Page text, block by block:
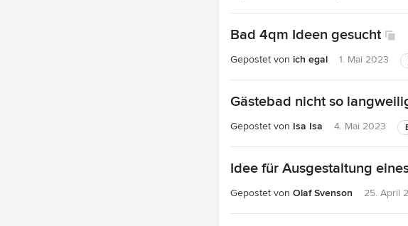
Bad 4qm Ideen gesucht
Gepostet von ich egal 1. Mai 2023
Gästebad nicht so
Gepostet von Isa Isa 4. Mai 2023
Idee für Ausgestaltung
Gepostet von Olaf Svenson 25. April